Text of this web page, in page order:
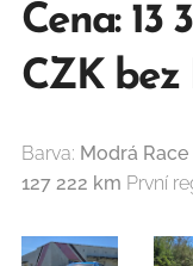
Cena: 13
CZK bez
Barva: Modrá
127 222 km První